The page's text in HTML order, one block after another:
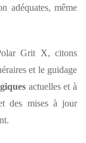
adéquates, même
Grit X, citons
et le guidage
actuelles et à
des mises à jour